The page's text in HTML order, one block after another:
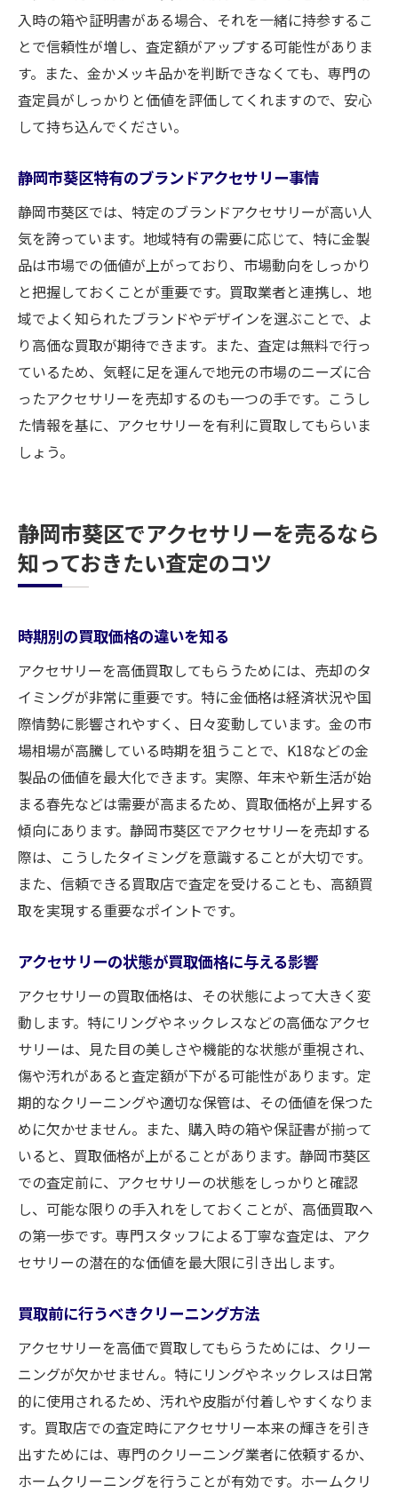
入時の箱や証明書がある場合、それを一緒に持参するこ
とで信頼性が増し、査定額がアップする可能性がありま
す。また、金かメッキ品かを判断できなくても、専門の
査定員がしっかりと価値を評価してくれますので、安心
して持ち込んでください。
静岡市葵区特有のブランドアクセサリー事情
静岡市葵区では、特定のブランドアクセサリーが高い人
気を誇っています。地域特有の需要に応じて、特に金製
品は市場での価値が上がっており、市場動向をしっかり
と把握しておくことが重要です。買取業者と連携し、地
域でよく知られたブランドやデザインを選ぶことで、よ
り高価な買取が期待できます。また、査定は無料で行っ
ているため、気軽に足を運んで地元の市場のニーズに合
ったアクセサリーを売却するのも一つの手です。こうし
た情報を基に、アクセサリーを有利に買取してもらいま
しょう。
静岡市葵区でアクセサリーを売るなら
知っておきたい査定のコツ
時期別の買取価格の違いを知る
アクセサリーを高価買取してもらうためには、売却のタ
イミングが非常に重要です。特に金価格は経済状況や国
際情勢に影響されやすく、日々変動しています。金の市
場相場が高騰している時期を狙うことで、K18などの金
製品の価値を最大化できます。実際、年末や新生活が始
まる春先などは需要が高まるため、買取価格が上昇する
傾向にあります。静岡市葵区でアクセサリーを売却する
際は、こうしたタイミングを意識することが大切です。
また、信頼できる買取店で査定を受けることも、高額買
取を実現する重要なポイントです。
アクセサリーの状態が買取価格に与える影響
アクセサリーの買取価格は、その状態によって大きく変
動します。特にリングやネックレスなどの高価なアクセ
サリーは、見た目の美しさや機能的な状態が重視され、
傷や汚れがあると査定額が下がる可能性があります。定
期的なクリーニングや適切な保管は、その価値を保つた
めに欠かせません。また、購入時の箱や保証書が揃って
いると、買取価格が上がることがあります。静岡市葵区
での査定前に、アクセサリーの状態をしっかりと確認
し、可能な限りの手入れをしておくことが、高価買取へ
の第一歩です。専門スタッフによる丁寧な査定は、アク
セサリーの潜在的な価値を最大限に引き出します。
買取前に行うべきクリーニング方法
アクセサリーを高価で買取してもらうためには、クリー
ニングが欠かせません。特にリングやネックレスは日常
的に使用されるため、汚れや皮脂が付着しやすくなりま
す。買取店での査定時にアクセサリー本来の輝きを引き
出すためには、専門のクリーニング業者に依頼するか、
ホームクリーニングを行うことが有効です。ホームクリ